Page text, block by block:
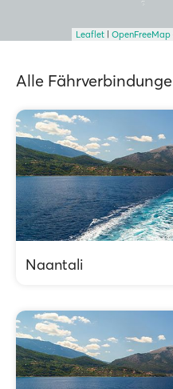
Leaflet OpenFreeMap
Alle
Naantali